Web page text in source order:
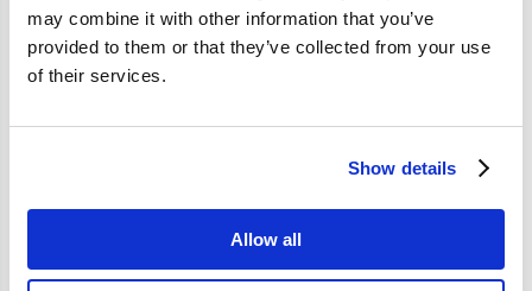
may combine it with other information that you’ve
provided to them or that they’ve collected from your use
of their services.
Show details
Allow all
Merk Volvo-origineel
Artikelcode